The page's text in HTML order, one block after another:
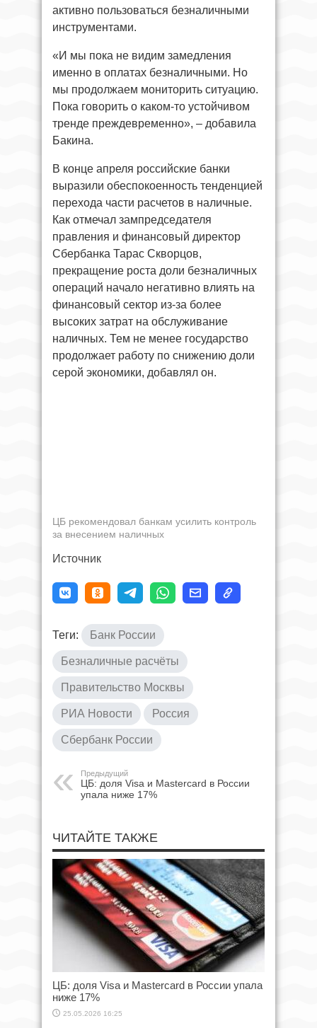
активно пользоваться безналичными
инструментами.
«И мы пока не видим замедления
именно в оплатах безналичными. Но
мы продолжаем мониторить ситуацию.
Пока говорить о каком-то устойчивом
тренде преждевременно», – добавила
Бакина.
В конце апреля российские банки
выразили обеспокоенность тенденцией
перехода части расчетов в наличные.
Как отмечал зампредседателя
правления и финансовый директор
Сбербанка Тарас Скворцов,
прекращение роста доли безналичных
операций начало негативно влиять на
финансовый сектор из-за более
высоких затрат на обслуживание
наличных. Тем не менее государство
продолжает работу по снижению доли
серой экономики, добавлял он.
ЦБ рекомендовал банкам усилить контроль
за внесением наличных
Источник
Теги: Банк России
Безналичные расчёты
Правительство Москвы
РИА Новости Россия
Сбербанк России
Предыдущий
ЦБ: доля Visa и Mastercard в России
упала ниже 17%
ЧИТАЙТЕ ТАКЖЕ
ЦБ: доля Visa и Mastercard в России упала
ниже 17%
25.05.2026 16:25